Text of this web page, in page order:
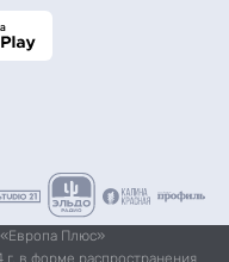
Плюс»
г. в форме распространения